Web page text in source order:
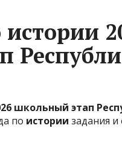
школьный этап
по истории задания